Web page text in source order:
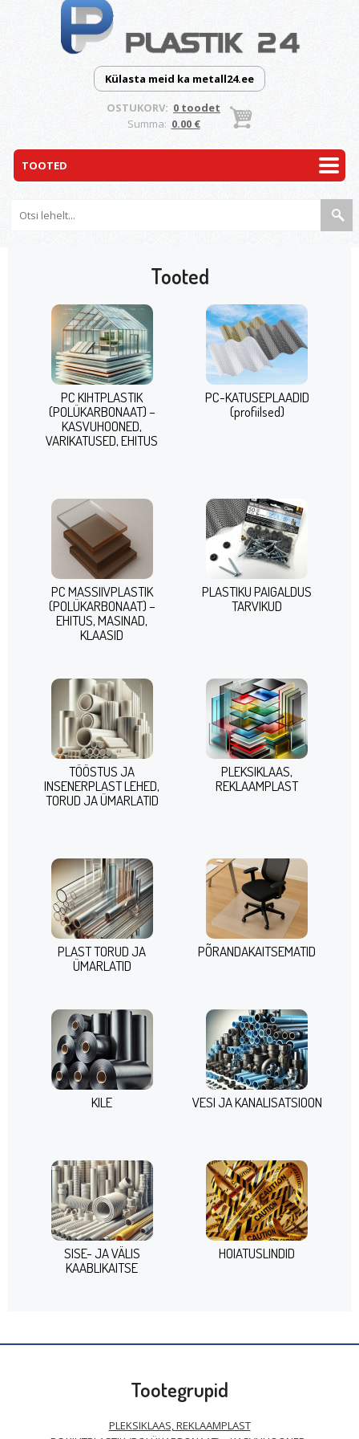
Külasta meid ka metall24.ee
OSTUKORV: 0 toodet
Summa: 0.00 €
Tooted
PC KIHTPLASTIK
(POLÜKARBONAAT) –
KASVUHOONED,
VARIKATUSED, EHITUS
PC-KATUSEPLAADID
(profiilsed)
PC MASSIIVPLASTIK
(POLÜKARBONAAT) –
EHITUS, MASINAD,
KLAASID
PLASTIKU PAIGALDUS
TARVIKUD
TÖÖSTUS JA
INSENERPLAST LEHED,
TORUD JA ÜMARLATID
PLEKSIKLAAS,
REKLAAMPLAST
PLAST TORUD JA
ÜMARLATID
PÕRANDAKAITSEMATID
KILE VESI JA KANALISATSIOON
SISE- JA VÄLIS
KAABLIKAITSE
HOIATUSLINDID
Tootegrupid
PLEKSIKLAAS, REKLAAMPLAST